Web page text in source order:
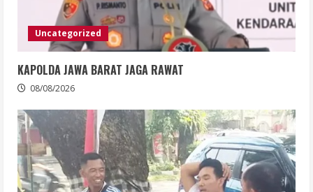
Uncategorized
KAPOLDA JAWA BARAT JAGA RAWAT
08/08/2026